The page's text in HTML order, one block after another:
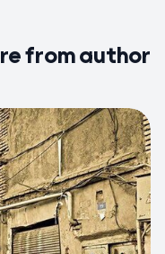
from author
0